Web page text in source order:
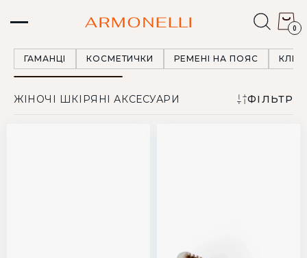
0
ГАМАНЦІ КОСМЕТИЧКИ РЕМЕНІ НА ПОЯС
ЖІНОЧІ ШКІРЯНІ АКСЕСУАРИ ФІЛЬТР